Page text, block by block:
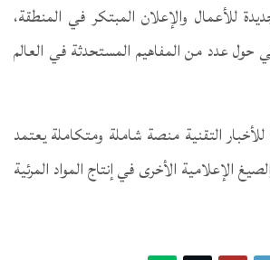
للأعمال والإعلان المبتكر في المنطقة،
عدد من المفاهيم المستحدثة في العالم
للأخبار التقنية منصة شاملة ومتكاملة يعتمد
الإعلامية الأخرى في إنتاج المواد المرئية